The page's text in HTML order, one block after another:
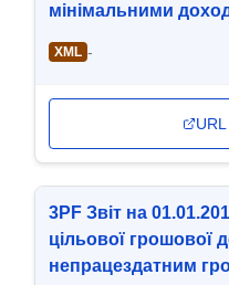
мінімальними
XML -
3PF Звіт на
цільової грошової
непрацездатним